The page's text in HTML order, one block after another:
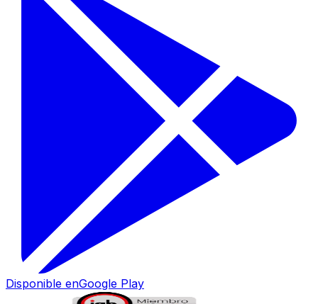
Disponible enGoogle Play